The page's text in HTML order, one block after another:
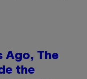
Ago, The
the